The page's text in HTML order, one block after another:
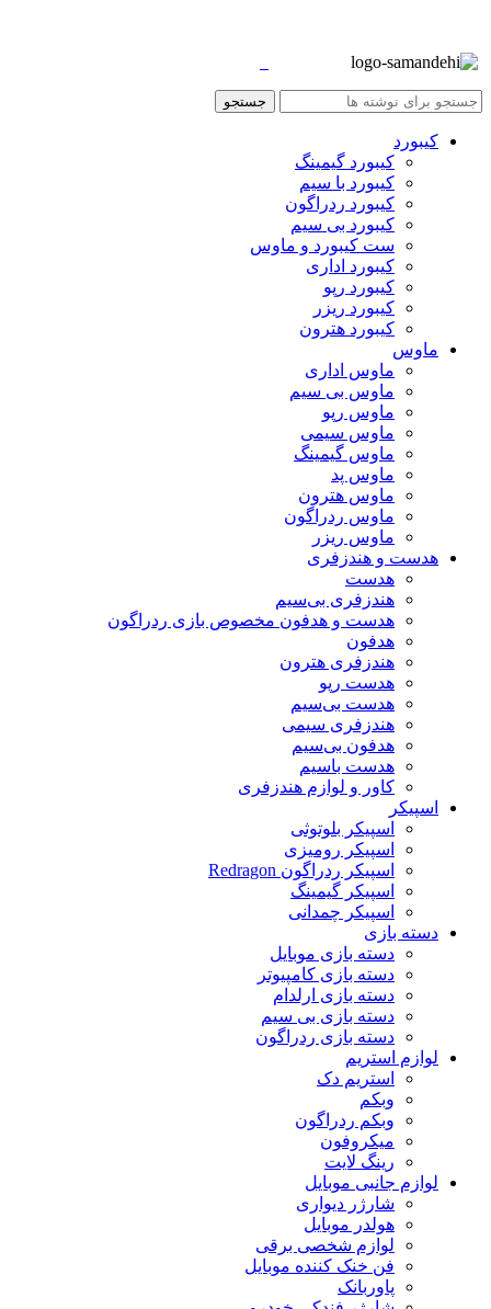
جستجو
کیبورد
کیبورد گیمینگ
کیبورد با سیم
کیبورد ردراگون
کیبورد بی سیم
ست کیبورد و ماوس
کیبورد اداری
کیبورد رپو
کیبورد ریزر
کیبورد هترون
ماوس
ماوس اداری
ماوس بی سیم
ماوس رپو
ماوس سیمی
ماوس گیمینگ
ماوس پد
ماوس هترون
ماوس ردراگون
ماوس ریزر
هدست و هندزفری
هدست
هندزفری بی‌سیم
هدست و هدفون مخصوص بازی ردراگون
هدفون
هندزفری هترون
هدست رپو
هدست بی‌سیم
هندزفری سیمی
هدفون بی‌سیم
هدست باسیم
کاور و لوازم هندزفری
اسپیکر
اسپیکر بلوتوثی
اسپیکر رومیزی
اسپیکر ردراگون Redragon
اسپیکر گیمینگ
اسپیکر چمدانی
دسته بازی
دسته بازی موبایل
دسته بازی کامپیوتر
دسته بازی ارلدام
دسته بازی بی سیم
دسته بازی ردراگون
لوازم استریم
استریم دک
وبکم
وبکم ردراگون
میکروفون
رینگ لایت
لوازم جانبی موبایل
شارژر دیواری
هولدر موبایل
لوازم شخصی برقی
فن خنک کننده موبایل
پاوربانک